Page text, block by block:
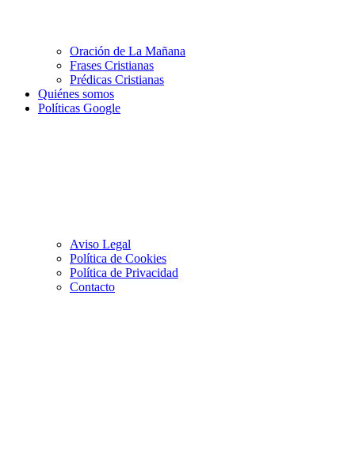
Oración de La Mañana
Frases Cristianas
Prédicas Cristianas
Quiénes somos
Políticas Google
Aviso Legal
Política de Cookies
Política de Privacidad
Contacto